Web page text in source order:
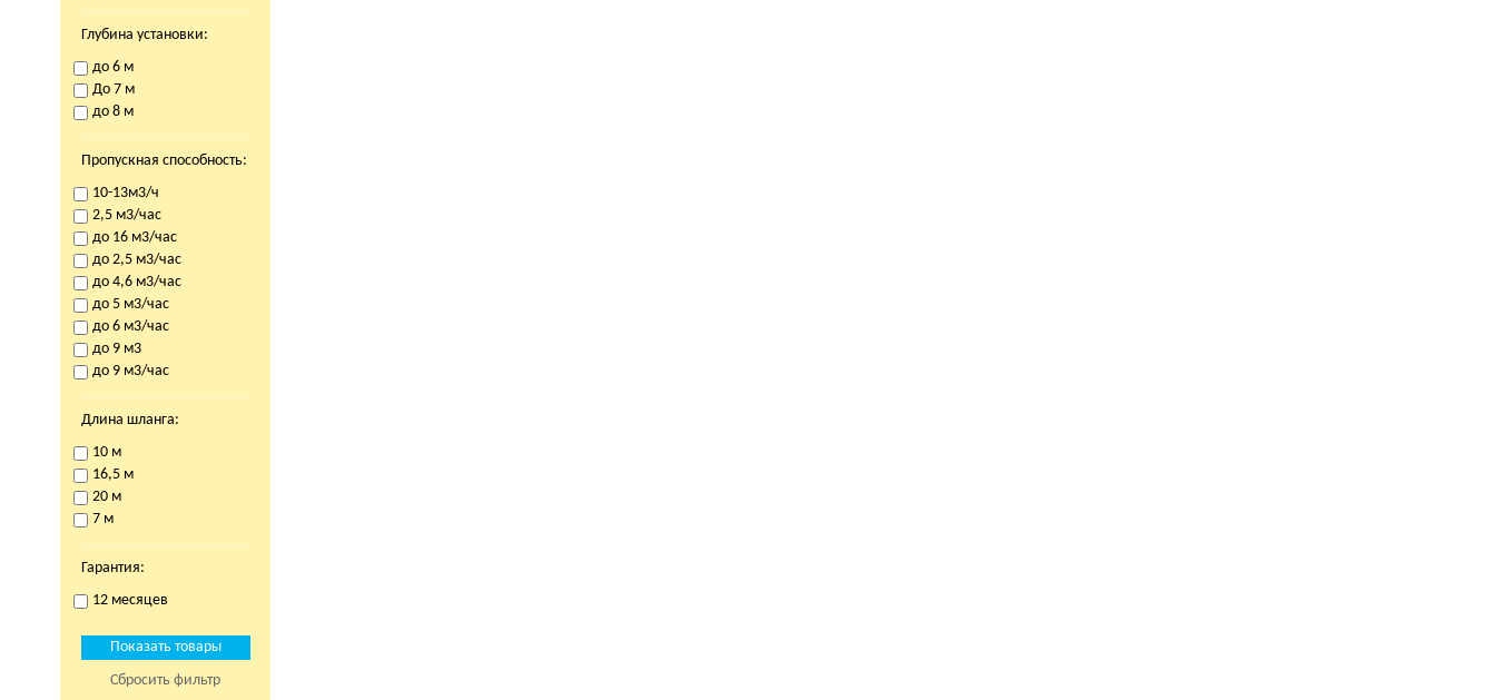
Глубина установки:
до 6 м
До 7 м
до 8 м
Пропускная способность:
10-13м3/ч
2,5 м3/час
до 16 м3/час
до 2,5 м3/час
до 4,6 м3/час
до 5 м3/час
до 6 м3/час
до 9 м3
до 9 м3/час
Длина шланга:
10 м
16,5 м
20 м
7 м
Гарантия:
12 месяцев
Сбросить фильтр